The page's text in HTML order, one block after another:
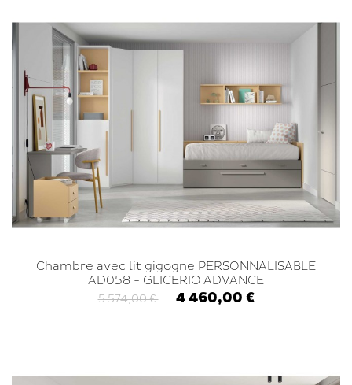
Chambre avec lit gigogne PERSONNALISABLE
AD058 - GLICERIO ADVANCE
5 574,00 € 4 460,00 €